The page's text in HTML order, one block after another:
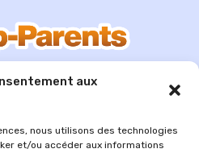
aux
nous utilisons des technologies
et/ou accéder aux informations
Tous droits réservés.